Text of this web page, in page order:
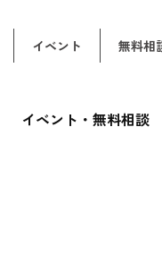
イベント 無料相
イベント・無料相談